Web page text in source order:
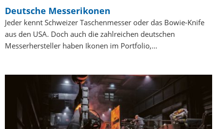
Deutsche Messerikonen
Jeder kennt Schweizer Taschenmesser oder das Bowie-Knife
aus den USA. Doch auch die zahlreichen deutschen
Messerhersteller haben Ikonen im Portfolio,…